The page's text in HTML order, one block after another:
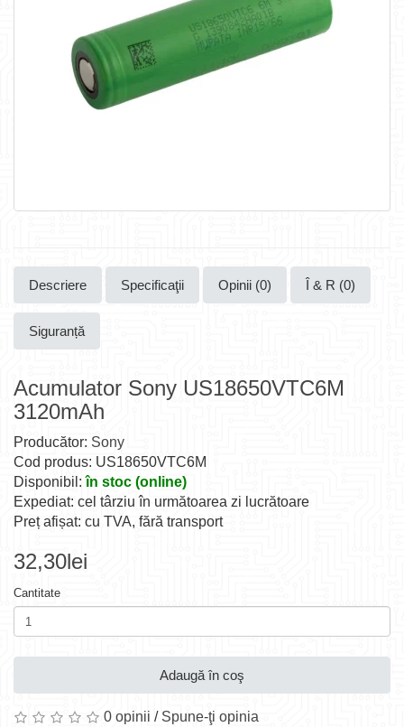
Descriere Specificaţii Opinii (0) Î & R (0)
Siguranță
Acumulator Sony US18650VTC6M
3120mAh
Producător: Sony
Cod produs: US18650VTC6M
Disponibil:în stoc (online)
Expediat: cel târziu în următoarea zi lucrătoare
Preț afișat: cu TVA, fără transport
32,30lei
Cantitate
Adaugă în coş
0 opinii / Spune-ţi opinia